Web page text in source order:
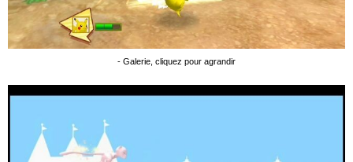
- Galerie, cliquez pour agrandir